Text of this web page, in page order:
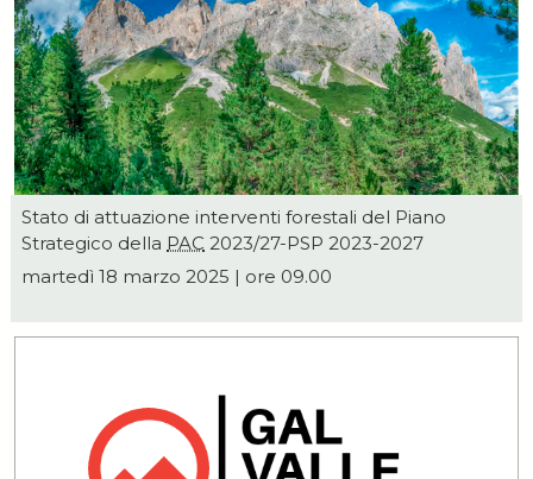
Stato di attuazione interventi forestali del Piano
Strategico della PAC 2023/27-PSP 2023-2027
martedì 18 marzo 2025 | ore 09.00